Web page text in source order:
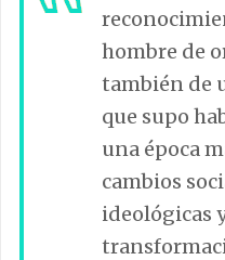
hombre de
también de
que supo
una época
cambios
ideológicas